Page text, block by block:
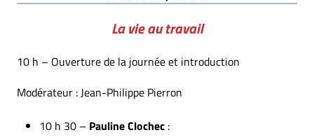
La vie au travail
10 h – Ouverture de la journée et introduction
Modérateur : Jean-Philippe Pierron
10 h 30 – Pauline Clochec :